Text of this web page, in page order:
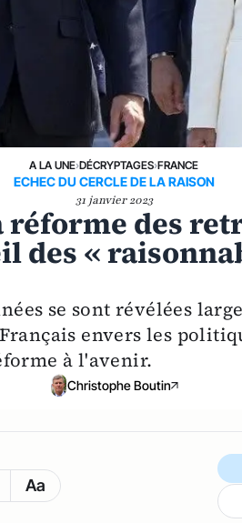
A LA UNE›DÉCRYPTAGES›FRANCE
ECHEC DU CERCLE DE LA RAISON
31 janvier 2023
des
des «
se sont révélées
envers les
à l'avenir.
Christophe Boutin
Aa